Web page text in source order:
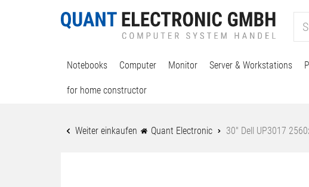
Notebooks Computer Monitor Server & Workstations
for home constructor
Weiter einkaufen Quant Electronic 30" Dell UP3017